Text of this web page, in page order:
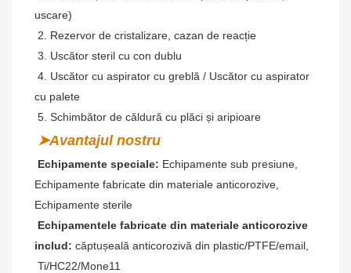
uscare)
2. Rezervor de cristalizare, cazan de reacție
3. Uscător steril cu con dublu
cu palete
5. Schimbător de căldură cu plăci și aripioare
➤Avantajul nostru
Echipamente speciale: Echipamente sub presiune,
Echipamente fabricate din materiale anticorozive,
Echipamente sterile
Echipamentele fabricate din materiale anticorozive
includ: căptușeală anticorozivă din plastic/PTFE/email,
Ti/HC22/Mone11